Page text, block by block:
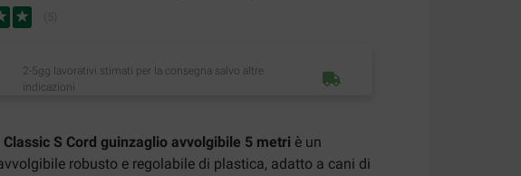
2-5gg lavorativi stimati per la consegna salvo altre
indicazioni
Classic S Cord guinzaglio avvolgibile 5 metri è un
robusto e regolabile di plastica, adatto a cani di